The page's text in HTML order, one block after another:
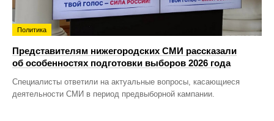
Политика
Представителям нижегородских СМИ рассказали
об особенностях подготовки выборов 2026 года
Специалисты ответили на актуальные вопросы, касающиеся
деятельности СМИ в период предвыборной кампании.